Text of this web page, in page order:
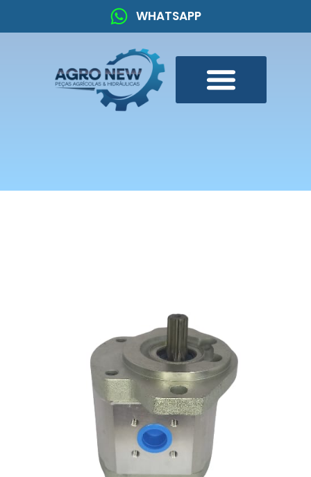
WHATSAPP